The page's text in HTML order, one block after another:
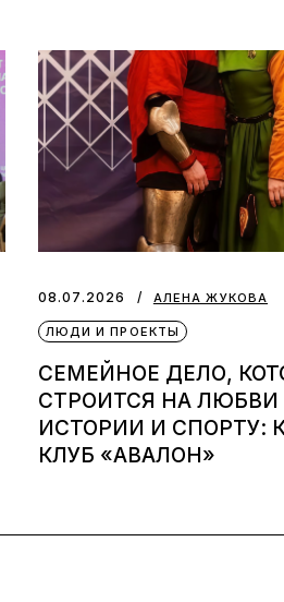
08.07.2026 АЛЕНА ЖУКОВА
ЛЮДИ И ПРОЕКТЫ
СЕМЕЙНОЕ ДЕЛО,
СТРОИТСЯ НА ЛЮБВИ
ИСТОРИИ И СПОРТУ:
КЛУБ «АВАЛОН»